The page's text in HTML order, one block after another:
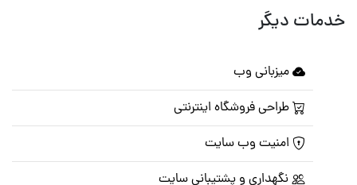
خدمات دیگر
میزبانی وب
طراحی فروشگاه اینترنتی
امنیت وب سایت
نگهداری و پشتیبانی سایت